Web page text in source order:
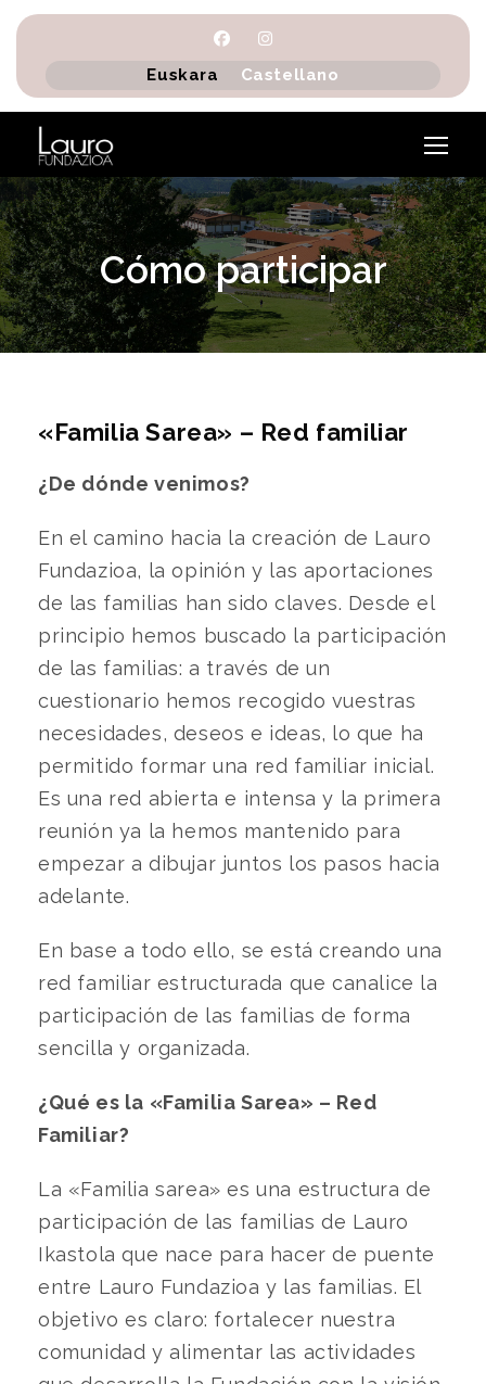
Euskara Castellano
Cómo participar
«Familia Sarea» – Red familiar
¿De dónde venimos?
En el camino hacia la creación de Lauro
Fundazioa, la opinión y las aportaciones
de las familias han sido claves. Desde el
principio hemos buscado la participación
de las familias: a través de un
cuestionario hemos recogido vuestras
necesidades, deseos e ideas, lo que ha
permitido formar una red familiar inicial.
Es una red abierta e intensa y la primera
reunión ya la hemos mantenido para
empezar a dibujar juntos los pasos hacia
adelante.
En base a todo ello, se está creando una
red familiar estructurada que canalice la
participación de las familias de forma
sencilla y organizada.
¿Qué es la «Familia Sarea» – Red
Familiar?
La «Familia sarea» es una estructura de
participación de las familias de Lauro
Ikastola que nace para hacer de puente
entre Lauro Fundazioa y las familias. El
objetivo es claro: fortalecer nuestra
comunidad y alimentar las actividades